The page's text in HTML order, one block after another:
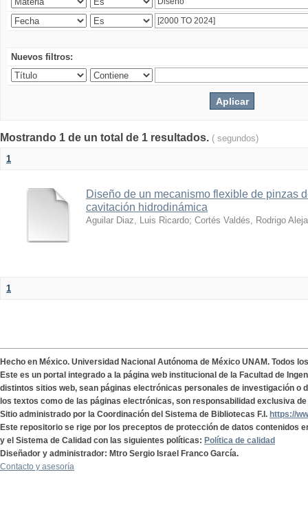
Nuevos filtros:
Mostrando 1 de un total de 1 resultados. ( segundos)
1
Diseño de un mecanismo flexible de pinzas
cavitación hidrodinámica
Aguilar Diaz, Luis Ricardo; Cortés Valdés, Rodrigo
1
Hecho en México. Universidad Nacional Autónoma de México UNAM. Todos
Este es un portal integrado a la página web institucional de la Facultad de
distintos sitios web, sean páginas electrónicas personales de investigación o
los textos como de las páginas electrónicas, son responsabilidad exclusiva
Sitio administrado por la Coordinación del Sistema de Bibliotecas F.I. https://
Este repositorio se rige por los preceptos de protección de datos contenidos
y el Sistema de Calidad con las siguientes políticas: Política de calidad
Diseñador y administrador: Mtro Sergio Israel Franco García.
Contacto y asesoría